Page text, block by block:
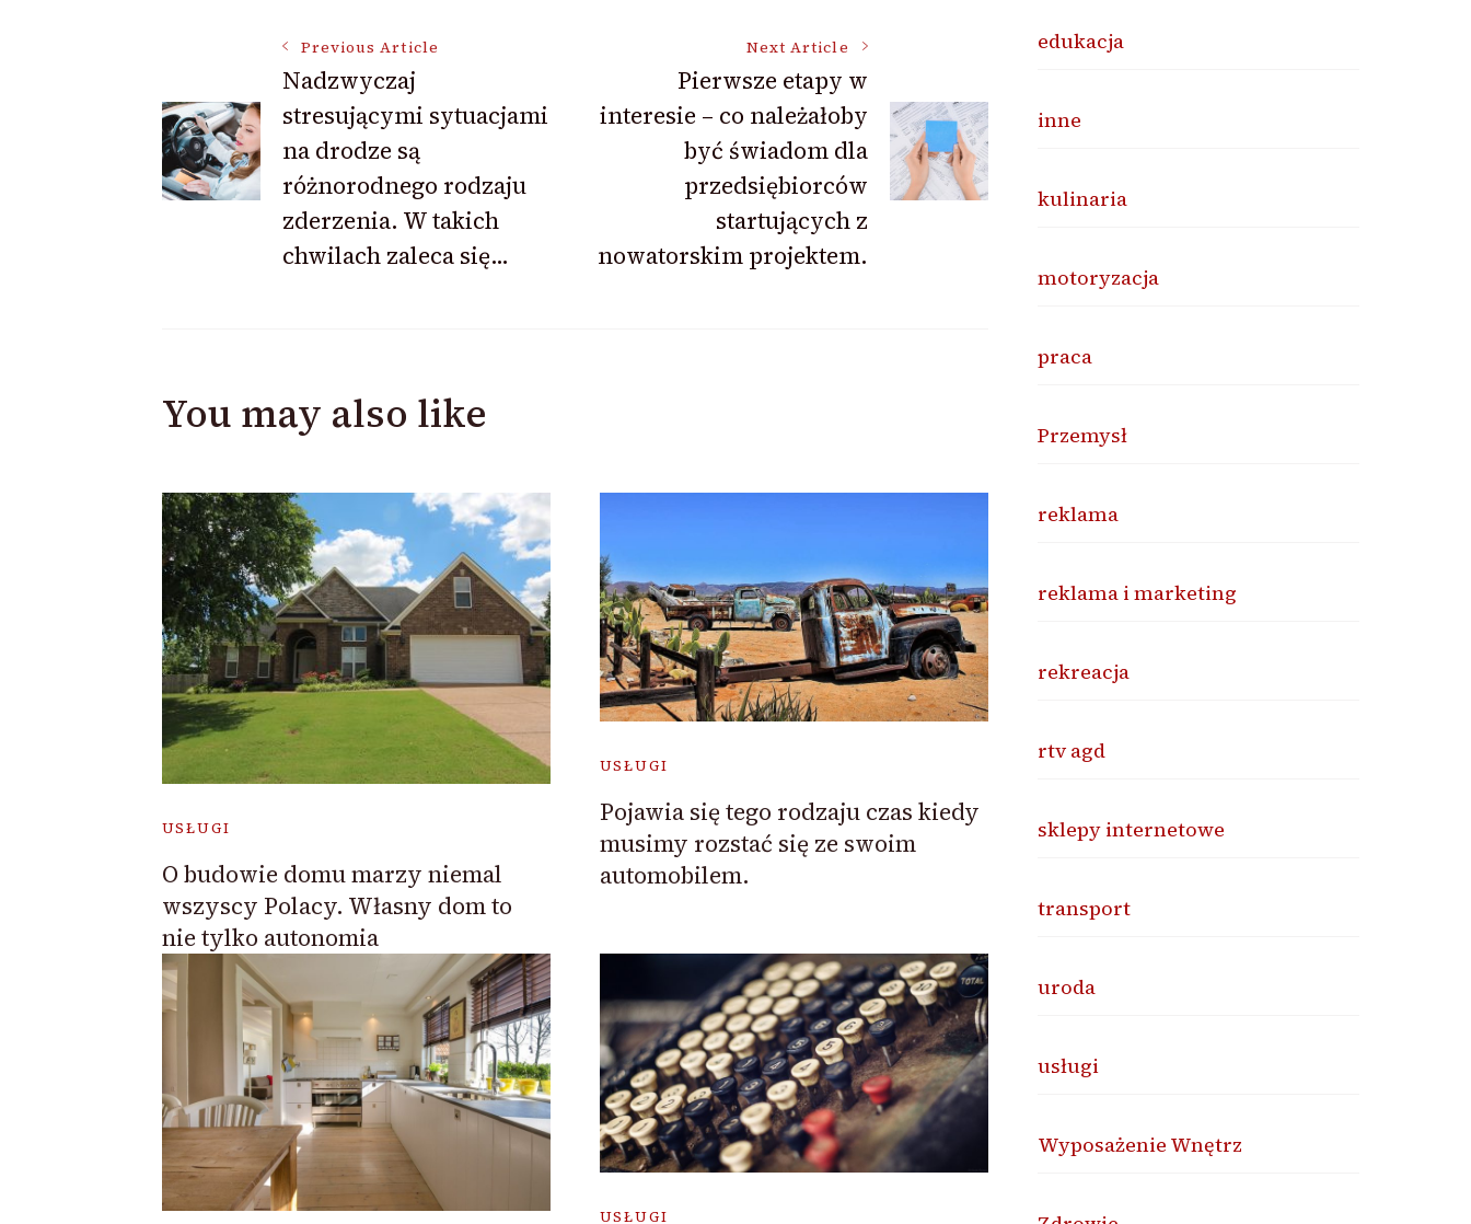
Navigation
Previous Article
Nadzwyczaj
stresującymi sytuacjami
na drodze są
różnorodnego rodzaju
zderzenia. W takich
chwilach zaleca się…
Next Article
Pierwsze etapy w
interesie – co należałoby
być świadom dla
przedsiębiorców
startujących z
nowatorskim projektem.
You may also like
USŁUGI
O budowie domu marzy niemal
wszyscy Polacy. Własny dom to
nie tylko autonomia
USŁUGI
Pojawia się tego rodzaju czas kiedy
musimy rozstać się ze swoim
automobilem.
USŁUGI
edukacja
inne
kulinaria
motoryzacja
praca
Przemysł
reklama
reklama i marketing
rekreacja
rtv agd
sklepy internetowe
transport
uroda
usługi
Wyposażenie Wnętrz